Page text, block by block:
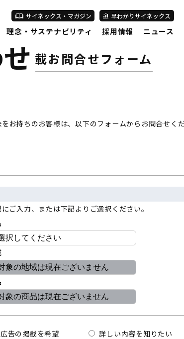
サイネックス・マガジン 早わかりサイネックス
理念・サステナビリティ 採用情報 ニュース
告掲載お問合せフォーム
お持ちのお客様は、以下のフォームからお問合せくだ
ご入力、または下記よりご選択ください。
広告の掲載を希望
詳しい内容を知りたい